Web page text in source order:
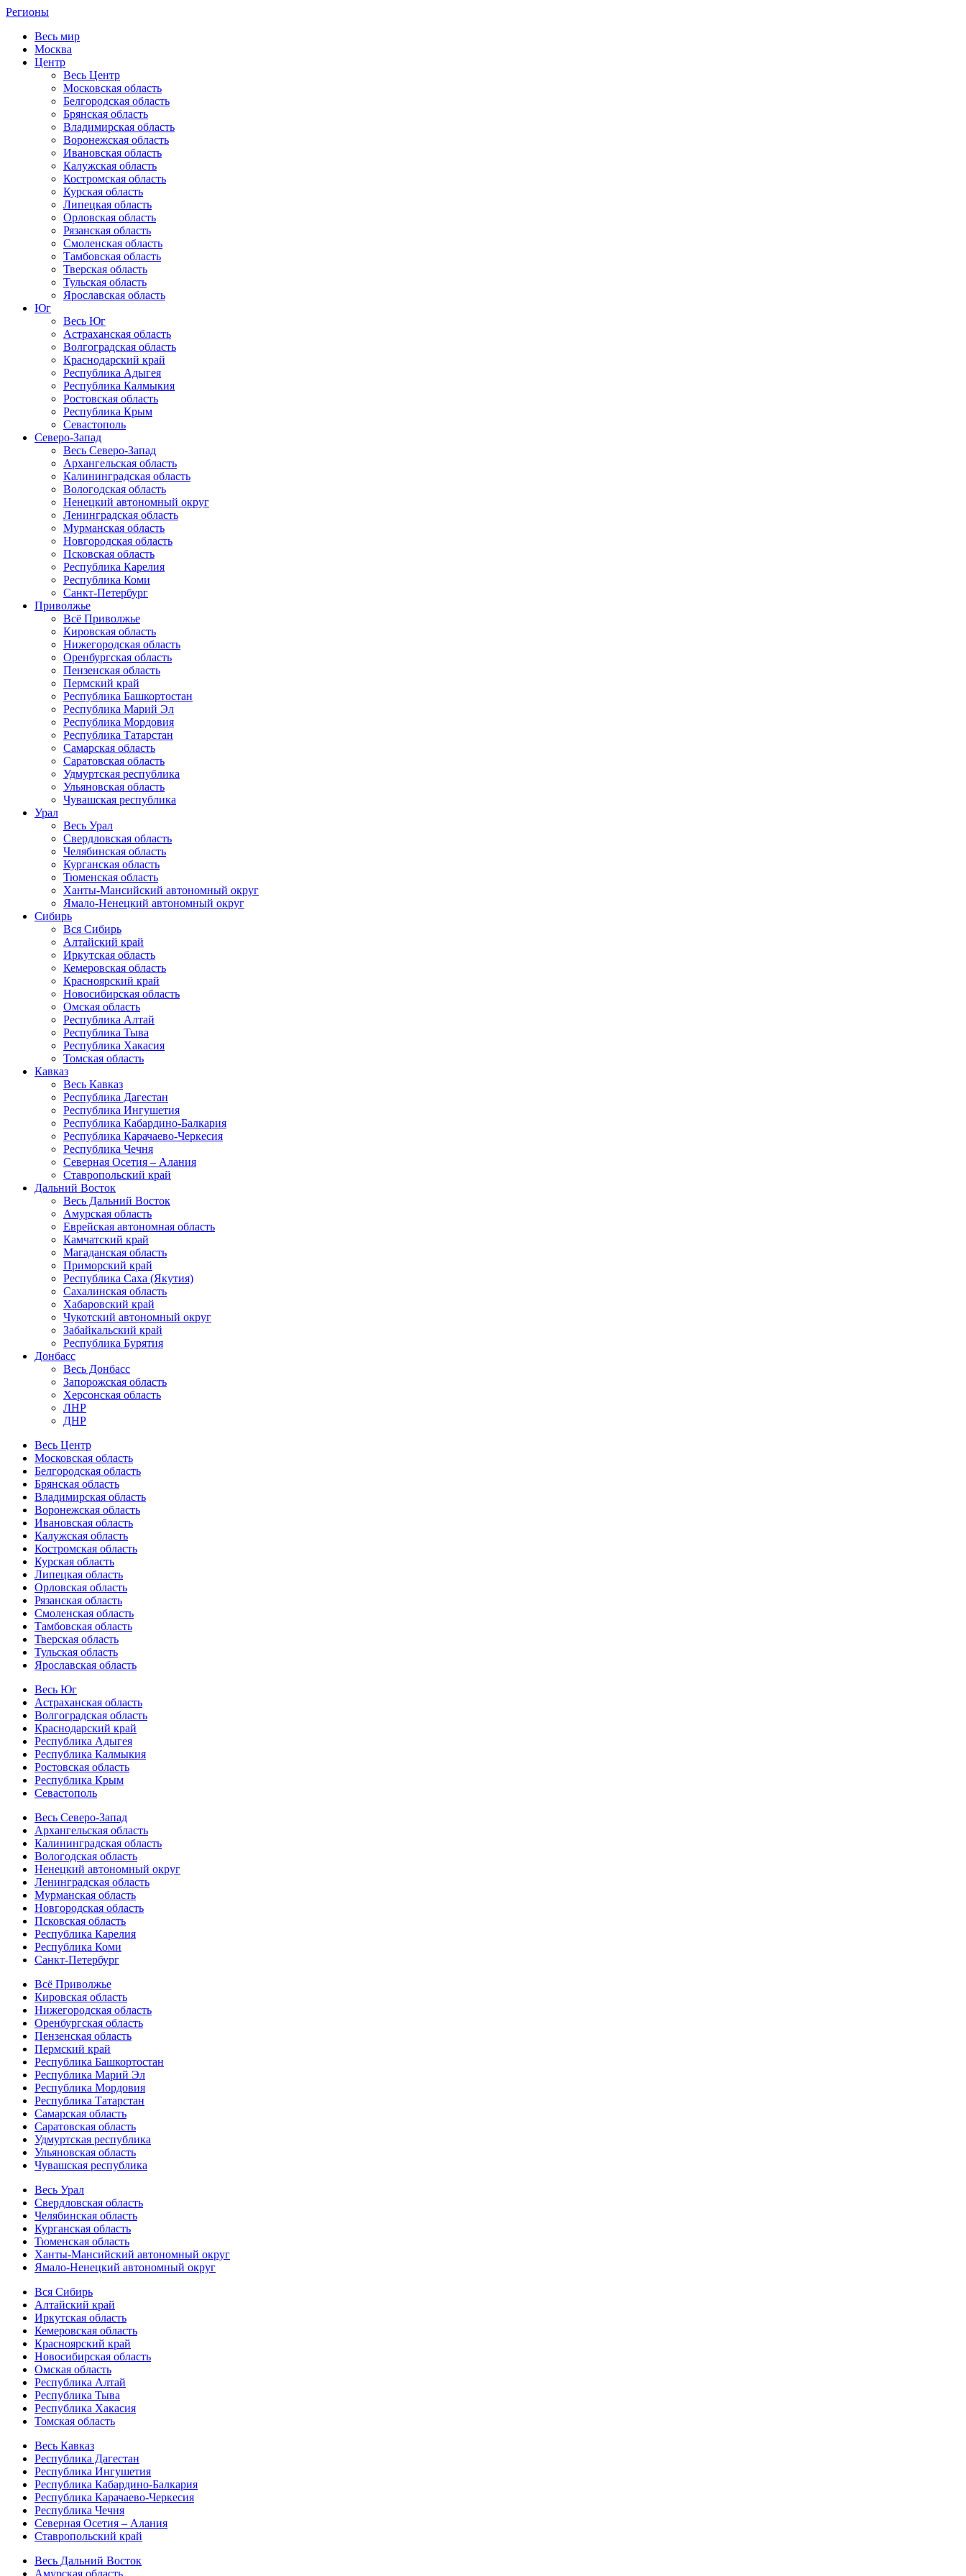
Регионы
Весь мир
Москва
Центр
Весь Центр
Московская область
Белгородская область
Брянская область
Владимирская область
Воронежская область
Ивановская область
Калужская область
Костромская область
Курская область
Липецкая область
Орловская область
Рязанская область
Смоленская область
Тамбовская область
Тверская область
Тульская область
Ярославская область
Юг
Весь Юг
Астраханская область
Волгоградская область
Краснодарский край
Республика Адыгея
Республика Калмыкия
Ростовская область
Республика Крым
Севастополь
Северо-Запад
Весь Северо-Запад
Архангельская область
Калининградская область
Вологодская область
Ненецкий автономный округ
Ленинградская область
Мурманская область
Новгородская область
Псковская область
Республика Карелия
Республика Коми
Санкт-Петербург
Приволжье
Всё Приволжье
Кировская область
Нижегородская область
Оренбургская область
Пензенская область
Пермский край
Республика Башкортостан
Республика Марий Эл
Республика Мордовия
Республика Татарстан
Самарская область
Саратовская область
Удмуртская республика
Ульяновская область
Чувашская республика
Урал
Весь Урал
Свердловская область
Челябинская область
Курганская область
Тюменская область
Ханты-Мансийский автономный округ
Ямало-Ненецкий автономный округ
Сибирь
Вся Сибирь
Алтайский край
Иркутская область
Кемеровская область
Красноярский край
Новосибирская область
Омская область
Республика Алтай
Республика Тыва
Республика Хакасия
Томская область
Кавказ
Весь Кавказ
Республика Дагестан
Республика Ингушетия
Республика Кабардино-Балкария
Республика Карачаево-Черкесия
Республика Чечня
Северная Осетия – Алания
Ставропольский край
Дальний Восток
Весь Дальний Восток
Амурская область
Еврейская автономная область
Камчатский край
Магаданская область
Приморский край
Республика Саха (Якутия)
Сахалинская область
Хабаровский край
Чукотский автономный округ
Забайкальский край
Республика Бурятия
Донбасс
Весь Донбасс
Запорожская область
Херсонская область
ЛНР
ДНР
Весь Центр
Московская область
Белгородская область
Брянская область
Владимирская область
Воронежская область
Ивановская область
Калужская область
Костромская область
Курская область
Липецкая область
Орловская область
Рязанская область
Смоленская область
Тамбовская область
Тверская область
Тульская область
Ярославская область
Весь Юг
Астраханская область
Волгоградская область
Краснодарский край
Республика Адыгея
Республика Калмыкия
Ростовская область
Республика Крым
Севастополь
Весь Северо-Запад
Архангельская область
Калининградская область
Вологодская область
Ненецкий автономный округ
Ленинградская область
Мурманская область
Новгородская область
Псковская область
Республика Карелия
Республика Коми
Санкт-Петербург
Всё Приволжье
Кировская область
Нижегородская область
Оренбургская область
Пензенская область
Пермский край
Республика Башкортостан
Республика Марий Эл
Республика Мордовия
Республика Татарстан
Самарская область
Саратовская область
Удмуртская республика
Ульяновская область
Чувашская республика
Весь Урал
Свердловская область
Челябинская область
Курганская область
Тюменская область
Ханты-Мансийский автономный округ
Ямало-Ненецкий автономный округ
Вся Сибирь
Алтайский край
Иркутская область
Кемеровская область
Красноярский край
Новосибирская область
Омская область
Республика Алтай
Республика Тыва
Республика Хакасия
Томская область
Весь Кавказ
Республика Дагестан
Республика Ингушетия
Республика Кабардино-Балкария
Республика Карачаево-Черкесия
Республика Чечня
Северная Осетия – Алания
Ставропольский край
Весь Дальний Восток
Амурская область